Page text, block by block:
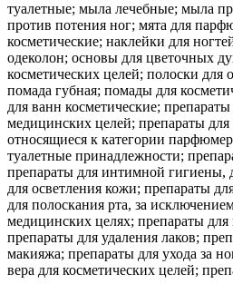
туалетные; мыла лечебные; мыла
против потения ног; мята для
косметические; наклейки для
одеколон; основы для цветочных
косметических целей; полоски для
помада губная; помады для
для ванн косметические;
медицинских целей; препараты для
относящиеся к категории
туалетные принадлежности;
препараты для интимной гигиены,
для осветления кожи; препараты
для полоскания рта, за
медицинских целях; препараты для
препараты для удаления лаков;
макияжа; препараты для ухода за
вера для косметических целей;